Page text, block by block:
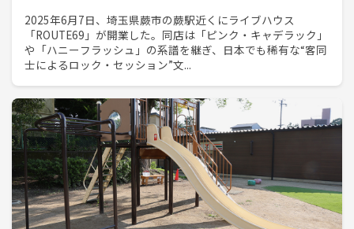
2025年6月7日、埼玉県蕨市の蕨駅近くにライブハウス
「ROUTE69」が開業した。同店は「ピンク・キャデラック」
や「ハニーフラッシュ」の系譜を継ぎ、日本でも稀有な“客同
士によるロック・セッション”文...